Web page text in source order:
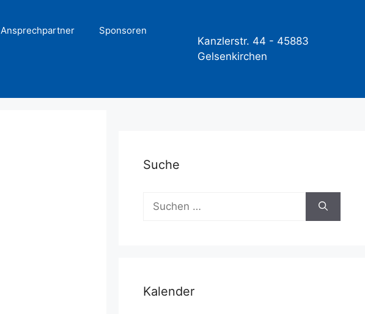
Ansprechpartner Sponsoren
Kanzlerstr. 44 - 45883
Gelsenkirchen
Suche
Suchen
nach:
Kalender